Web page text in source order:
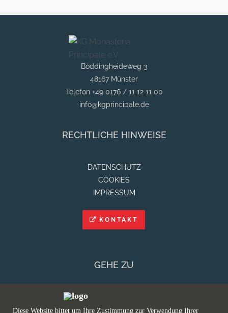
Diese Website bittet um Ihre Zustimmung zur Verwendung Ihrer
Böddingheideweg 3
48167 Münster
Telefon +49 0176 / 11 12 11 00
info@kgprincipale.de
RECHTLICHE HINWEISE
DATENSCHUTZ
COOKIES
IMPRESSUM
KONTAKT
GEHE ZU
MÄDCHENSITZUNG
BILDERGALERIEN